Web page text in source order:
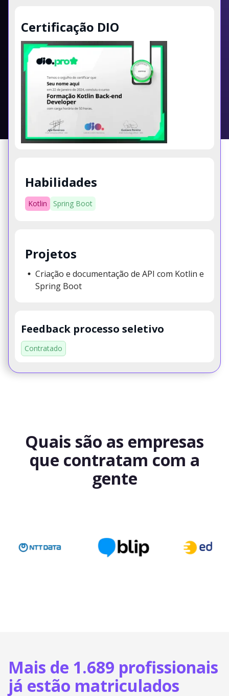
Certificação DIO
Habilidades
Kotlin Spring Boot
Projetos
Criação e documentação de API com Kotlin e
Spring Boot
Feedback processo seletivo
Contratado
Quais são as empresas
que contratam com a
gente
Mais de 1.689 profissionais
já estão matriculados